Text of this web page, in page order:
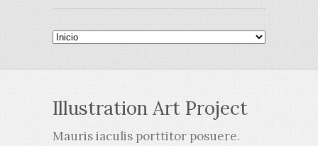
Illustration Art Project
Mauris iaculis porttitor posuere.